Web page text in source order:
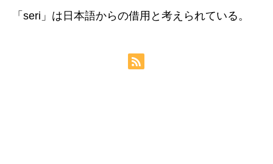
「seri」は日本語からの借用と考えられている。